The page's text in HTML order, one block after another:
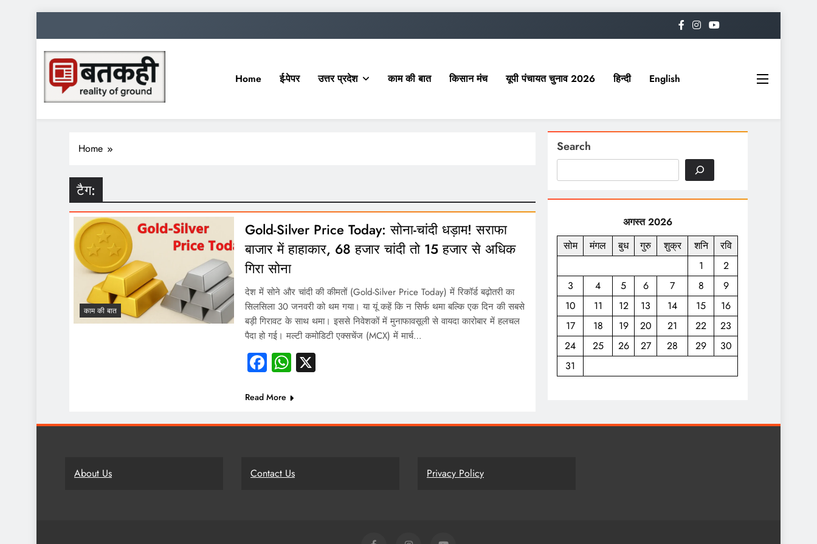
content
batkahi.org
Home ई-पेपर उत्तर प्रदेश काम की बात किसान मंच यूपी पंचायत चुनाव 2026 हिन्दी English
Home
टैग:
काम की बात
Gold-Silver Price Today: सोना-चांदी धड़ाम! सराफा
बाजार में हाहाकार, 68 हजार चांदी तो 15 हजार से अधिक
गिरा सोना
देश में सोने और चांदी की कीमतों (Gold-Silver Price Today) में रिकॉर्ड बढ़ोतरी का
सिलसिला 30 जनवरी को थम गया। या यूं कहें कि न सिर्फ थमा बल्कि एक दिन की सबसे
बड़ी गिरावट के साथ थमा। इससे निवेशकों में मुनाफावसूली से वायदा कारोबार में हलचल
पैदा हो गई। मल्टी कमोडिटी एक्सचेंज (MCX) में मार्च…
Facebook
WhatsApp
X
Read More
Search
अगस्त 2026
सोम
मंगल बुध गुरु शुक्र शनि
रवि
1
2
3
4 5 6 7 8
9
10
11 12 13 14 15
16
17
18 19 20 21 22
23
24
25 26 27 28 29
30
31
About Us Contact Us Privacy Policy